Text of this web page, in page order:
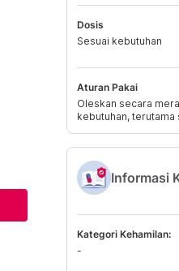
Dosis
Sesuai kebutuhan
Aturan Pakai
Oleskan secara
kebutuhan,
Informasi
Kategori Kehamilan:
-